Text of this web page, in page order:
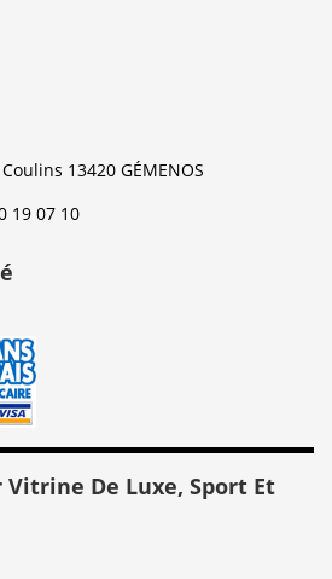
13420 GÉMENOS
19 07 10
De Luxe, Sport Et